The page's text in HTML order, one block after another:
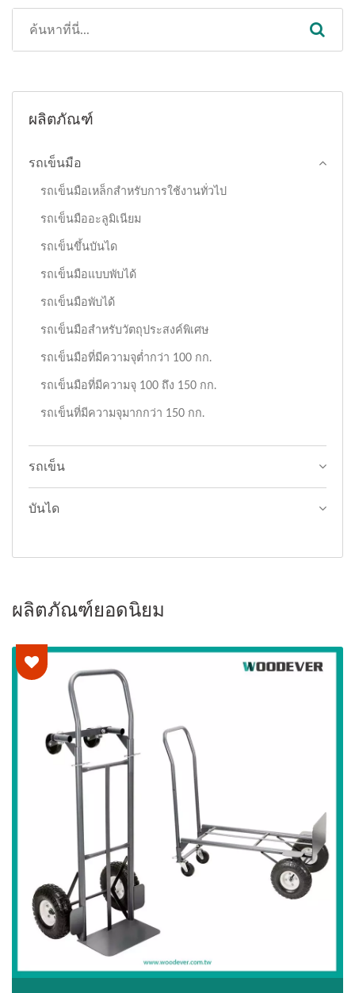
ผลิตภัณฑ์
รถเข็นมือ
รถเข็นมือเหล็กสำหรับการใช้งานทั่วไป
รถเข็นมืออะลูมิเนียม
รถเข็นขึ้นบันได
รถเข็นมือแบบพับได้
รถเข็นมือพับได้
รถเข็นมือสำหรับวัตถุประสงค์พิเศษ
รถเข็นมือที่มีความจุต่ำกว่า 100 กก.
รถเข็นมือที่มีความจุ 100 ถึง 150 กก.
รถเข็นที่มีความจุมากกว่า 150 กก.
รถเข็น
บันได
ผลิตภัณฑ์ยอดนิยม